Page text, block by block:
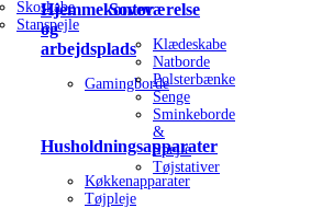
Skoskabe
Stanspejle
Hjemmekontor
og
arbejdsplads
Gamingborde
Husholdningsapparater
Køkkenapparater
Tøjpleje
Soveværelse
Klædeskabe
Natborde
Polsterbænke
Senge
Sminkeborde
&
Spejle
Tøjstativer